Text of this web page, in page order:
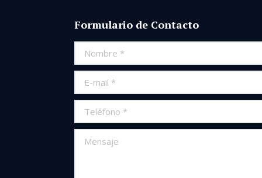
Formulario de Contacto
Nombre *
E-mail *
Teléfono *
Mensaje